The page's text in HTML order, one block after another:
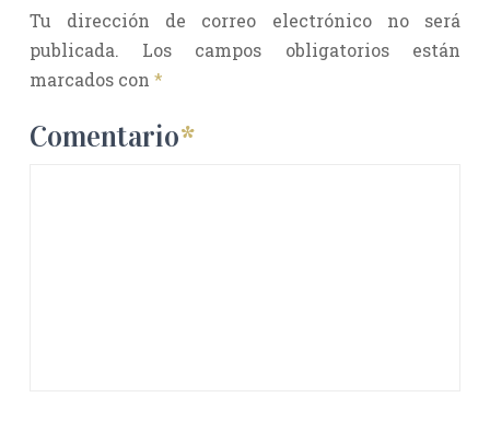
Tu dirección de correo electrónico no será
publicada.
Los campos obligatorios están
marcados con *
Comentario*